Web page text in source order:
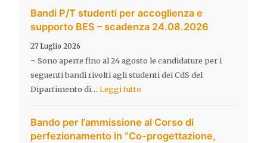
Bandi P/T studenti per accoglienza e
supporto BES – scadenza 24.08.2026
27 Luglio 2026
- Sono aperte fino al 24 agosto le candidature per i
seguenti bandi rivolti agli studenti dei CdS del
Dipartimento di…Leggi tutto
Bando per l’ammissione al Corso di
perfezionamento in “Co-progettazione,